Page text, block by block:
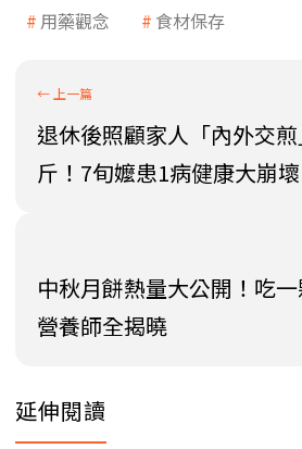
用藥觀念
食材保存
退休後照顧家人「內外交
斤！7旬嬤患1病健康大崩壞
中秋月餅熱量大公開！吃
營養師全揭曉
延伸閱讀